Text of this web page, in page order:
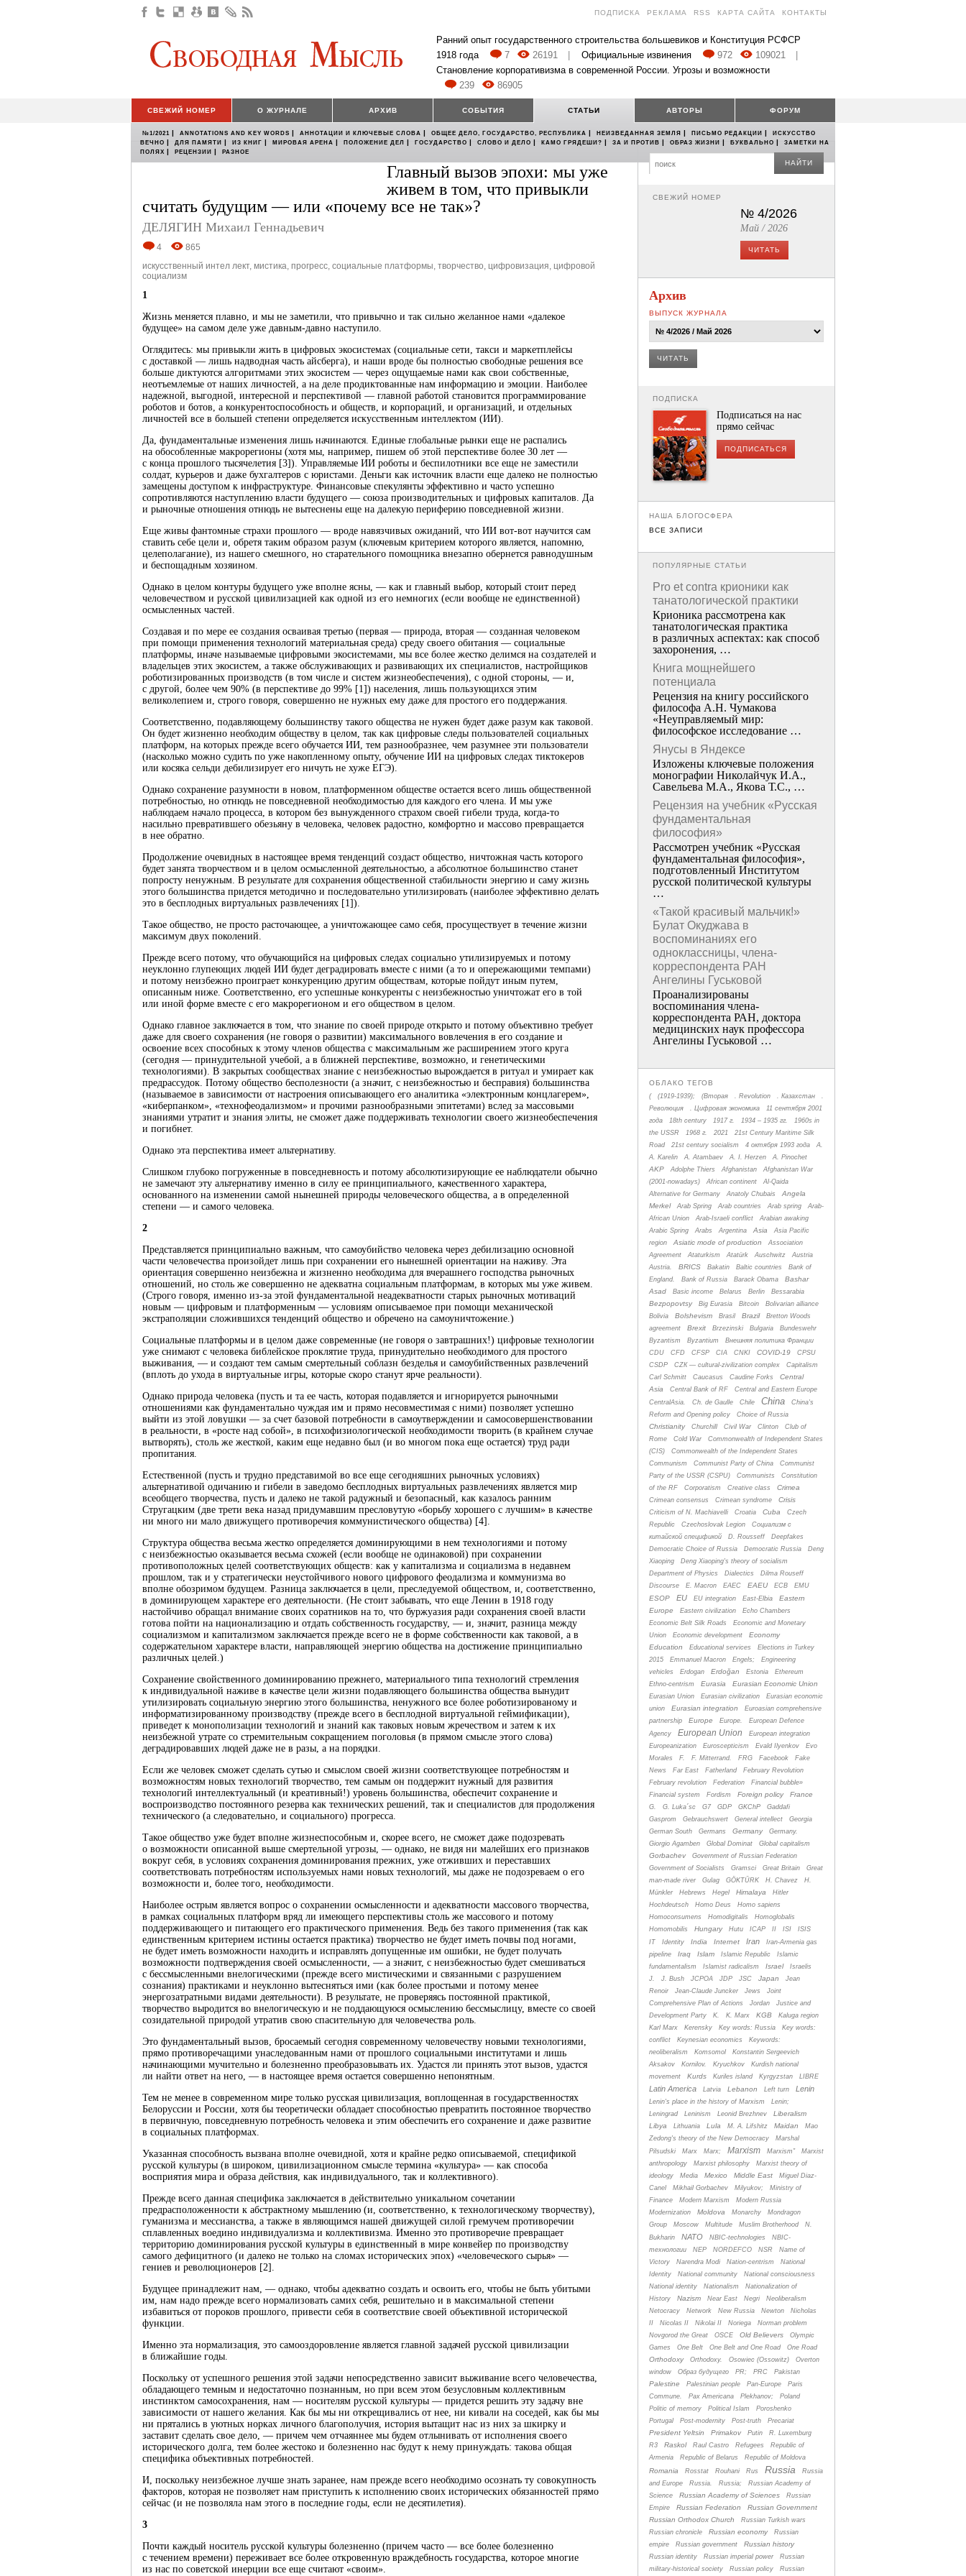
ПОДПИСКА РЕКЛАМА RSS КАРТА САЙТА КОНТАКТЫ
Ранний опыт государственного строительства большевиков и Конституция РСФСР
1918 года
7 26191 Официальные извинения 972 109021
Становление корпоративизма в современной России. Угрозы и возможности
239
86905
СВЕЖИЙ НОМЕР О ЖУРНАЛЕ АРХИВ СОБЫТИЯ СТАТЬИ АВТОРЫ ФОРУМ
№1/2021 | ANNOTATIONS AND KEY WORDS | АННОТАЦИИ И КЛЮЧЕВЫЕ СЛОВА | ОБЩЕЕ ДЕЛО, ГОСУДАРСТВО, РЕСПУБЛИКА | НЕИЗВЕДАННАЯ ЗЕМЛЯ | ПИСЬМО РЕДАКЦИИ |
ИСКУССТВО
ВЕЧНО | ДЛЯ ПАМЯТИ | ИЗ КНИГ | МИРОВАЯ АРЕНА | ПОЛОЖЕНИЕ ДЕЛ | ГОСУДАРСТВО | СЛОВО И ДЕЛО | КАМО ГРЯДЕШИ? | ЗА И ПРОТИВ | ОБРАЗ ЖИЗНИ | БУКВАЛЬНО |
ЗАМЕТКИ НА
ПОЛЯХ | РЕЦЕНЗИИ | РАЗНОЕ
Главный вызов эпохи: мы уже
живем в том, что привыкли
считать будущим — или «почему все не так»?
ДЕЛЯГИН Михаил Геннадьевич
4
865
искусственный интел лект, мистика, прогресс, социальные платформы, творчество, цифровизация, цифровой
социализм
1
Жизнь меняется плавно, и мы не заметили, что привычно и так сильно желанное нами «далекое
будущее» на самом деле уже давным-давно наступило.
Оглядитесь: мы привыкли жить в цифровых экосистемах (социальные сети, такси и маркетплейсы
с доставкой — лишь надводная часть айсберга), и наши вроде бы полностью свободные решения все
больше диктуются алгоритмами этих экосистем — через ощущаемые нами как свои собственные,
неотъемлемые от наших личностей, а на деле продиктованные нам информацию и эмоции. Наиболее
надежной, выгодной, интересной и перспективой — главной работой становится программирование
роботов и ботов, а конкурентоспособность и обществ, и корпораций, и организаций, и отдельных
личностей все в большей степени определяется искусственным интеллектом (ИИ).
Да, фундаментальные изменения лишь начинаются. Единые глобальные рынки еще не распались
на обособленные макрорегионы (хотя мы, например, пишем об этой перспективе более 30 лет —
с конца прошлого тысячелетия [3]). Управляемые ИИ роботы и беспилотники все еще не заместили
солдат, курьеров и даже бухгалтеров с юристами. Деньги как источник власти еще далеко не полностью
замещены доступом к инфраструктуре. Финансовые спекулянты эффективно и часто успешно
сопротивляются наступлению власти будущего — союза производительных и цифровых капиталов. Да
и рыночные отношения отнюдь не вытеснены еще на далекую периферию повседневной жизни.
Еще живы фантомные страхи прошлого — вроде навязчивых ожиданий, что ИИ вот-вот научится сам
ставить себе цели и, обретя таким образом разум (ключевым критерием которого является, напомню,
целеполагание), из нашего смешного, но старательного помощника внезапно обернется равнодушным
и беспощадным хозяином.
Однако в целом контуры будущего уже вполне ясны, — как и главный выбор, который стоит перед
человечеством и русской цивилизацией как одной из его немногих (если вообще не единственной)
осмысленных частей.
Создавая и по мере ее создания осваивая третью (первая — природа, вторая — созданная человеком
при помощи применения технологий материальная среда) среду своего обитания — социальные
платформы, иначе называемые цифровыми экосистемами, мы все более жестко делимся на создателей и
владельцев этих экосистем, а также обслуживающих и развивающих их специалистов, настройщиков
роботизированных производств (в том числе и систем жизнеобеспечения), с одной стороны, — и,
с другой, более чем 90% (в перспективе до 99% [1]) населения, лишь пользующихся этим
великолепием и, строго говоря, совершенно не нужных ему даже для простого его поддержания.
Соответственно, подавляющему большинству такого общества не нужен будет даже разум как таковой.
Он будет жизненно необходим обществу в целом, так как цифровые следы пользователей социальных
платформ, на которых прежде всего обучается ИИ, тем разнообразнее, чем разумнее эти пользователи
(насколько можно судить по уже накопленному опыту, обучение ИИ на цифровых следах тиктокеров
или косяка сельди дебилизирует его ничуть не хуже ЕГЭ).
Однако сохранение разумности в новом, платформенном обществе остается всего лишь общественной
потребностью, но отнюдь не повседневной необходимостью для каждого его члена. И мы уже
наблюдаем начало процесса, в котором без вынужденного страхом своей гибели труда, когда-то
насильно превратившего обезьяну в человека, человек радостно, комфортно и массово превращается
в нее обратно.
Продолжение очевидных в настоящее время тенденций создаст общество, ничтожная часть которого
будет занята творчеством и в целом осмысленной деятельностью, а абсолютное большинство станет
попросту ненужным. В результате для сохранения общественной стабильности энергию и саму жизнь
этого большинства придется методично и последовательно утилизировать (наиболее эффективно делать
это в бесплодных виртуальных развлечениях [1]).
Такое общество, не просто расточающее, а уничтожающее само себя, просуществует в течение жизни
максимум двух поколений.
Прежде всего потому, что обучающийся на цифровых следах социально утилизируемых и потому
неуклонно глупеющих людей ИИ будет деградировать вместе с ними (а то и опережающими темпами)
и потому неизбежно проиграет конкуренцию другим обществам, которые пойдут иным путем,
описанным ниже. Соответственно, его успешные конкуренты с неизбежностью уничтожат его в той
или иной форме вместе с его макрорегионом и его обществом в целом.
Однако главное заключается в том, что знание по своей природе открыто и потому объективно требует
даже для своего сохранения (не говоря о развитии) максимального вовлечения в его создание и
освоение всех способных к этому членов общества с максимальным же расширением этого круга
(сегодня — принудительной учебой, а в ближней перспективе, возможно, и генетическими
технологиями). В закрытых сообществах знание с неизбежностью вырождается в ритуал и умирает как
предрассудок. Потому общество бесполезности (а значит, с неизбежностью и бесправия) большинства
(называемое в зависимости от настроения описывающего его аналитика «электронным концлагерем»,
«киберпанком», «технофеодализмом» и прочими разнообразными эпитетами) вслед за массовыми
знаниями утратит и знания элиты, не сможет даже поддерживать технологии своего жизнеобеспечения
и погибнет.
Однако эта перспектива имеет альтернативу.
Слишком глубоко погруженные в повседневность и потому абсолютизирующие ее наблюдатели обычно
не замечают эту альтернативу именно в силу ее принципиального, качественного характера,
основанного на изменении самой нынешней природы человеческого общества, а в определенной
степени — и самого человека.
2
Представляется принципиально важным, что самоубийство человека через дебилизацию основной
части человечества произойдет лишь при сохранении его нынешней ориентации на наживу. Эта
ориентация совершенно неизбежна и жизненно необходима для вчерашнего господства рыночных
отношений, но столь же совершенно не адекватна социальным платформам, в которых мы уже живем.
(Строго говоря, именно из-за этой фундаментальной неадекватности старых рыночных мотиваций
новым — цифровым и платформенным — условиям описываемое при помощи механической
экстраполяции сложившихся тенденций общество и обречено на самоуничтожение.)
Социальные платформы и в целом даже современные (не говоря о завтрашних!) цифровые технологии
уже снимают с человека библейское проклятие труда, принудительно необходимого для простого
выживания, — и создают тем самым смертельный соблазн безделья и самоубийственных развлечений
(вплоть до ухода в виртуальные игры, которые скоро станут ярче реальности).
Однако природа человека (пусть и та ее часть, которая подавляется и игнорируется рыночными
отношениями как фундаментально чуждая им и прямо несовместимая с ними) позволяет успешно
выйти из этой ловушки — за счет базовой потребности в самоутверждении и самосовершенствовании
в реальности, в «росте над собой», в психофизиологической необходимости творить (в крайнем случае
вытворять), столь же жесткой, каким еще недавно был (и во многом пока еще остается) труд ради
пропитания.
Естественной (пусть и трудно представимой во все еще сегодняшних рыночных условиях)
альтернативой одичанию и гибели в заведомо бесплодных виртуальных развлечениях является мир
всеобщего творчества, пусть и далеко не такой радужный и безопасный, как казалось ранним
Стругацким (две трети века назад придумавшим пресловутую «борьбу хорошего с лучшим» в качестве
ни много ни мало движущего противоречия коммунистического общества) [4].
Структура общества весьма жестко определяется доминирующими в нем технологиями и потому
с неизбежностью оказывается весьма схожей (если вообще не одинаковой) при сохранении
противоположных целей соответствующих обществ: как у капитализма и социализма в недавнем
прошлом, так и у стратегически неустойчивого нового цифрового феодализма и коммунизма во
вполне обозримом будущем. Разница заключается в цели, преследуемой обществом, и, соответственно,
в доминирующем характере его деятельности. (Не стоит забывать, что еще Ленин в 1918 году
настойчиво обращал внимание своих соратников на то, что буржуазия ради сохранения своей власти
готова пойти на национализацию и отдать собственность государству, — и, значит, разница между
социализмом и капитализмом заключается прежде всего не в форме собственности как таковой, а в
содержательном характере власти, направляющей энергию общества на достижение принципиально
различных целей.)
Сохранение свойственного доминированию прежнего, материального типа технологий стремления
к индивидуальной наживе в качестве цели жизни подавляющего большинства общества вынудит
утилизировать социальную энергию этого большинства, ненужного все более роботизированому и
информатизированному производству (прежде всего в бесплодной виртуальной геймификации),
приведет к монополизации технологий и знаний как таковых новым жречеством и затем к их
неизбежной утрате со стремительным сокращением поголовья (в прямом смысле этого слова)
деградировавших людей даже не в разы, а на порядки.
Если же человек сможет сделать сутью и смыслом своей жизни соответствующее потребностям и
возможностям новых технологий творчество, тем самым он поддержит нужный для развития
технологий интеллектуальный (и креативный!) уровень большинства, обеспечит сохранение и
воспроизводство постоянного резерва как технических решений, так и специалистов для продолжения
технического (а следовательно, и социального) прогресса.
Такое общество уже будет вполне жизнеспособным и, скорее всего, не сможет даже подозревать
о возможности описанной выше смертельной угрозы, — однако, не видя ни малейших его признаков
вокруг себя, в условиях сохранения доминирования прежних, уже отживших и переставших
соответствовать потребностям используемых нами новых технологий, мы даже не подозреваем о его
возможности и, более того, необходимости.
Наиболее острым является вопрос о сохранении осмысленности и адекватности массового творчества,
в рамках социальных платформ вряд ли имеющего перспективы столь же массового и потому
поддерживающего и питающего его практического применения. Ведь без такого применения (так как
единственным критерием истины остается практика) творчество не будет иметь почвы под ногами,
не будет иметь возможности находить и исправлять допущенные им ошибки, не будет получать
возможности подтверждения своей осмысленности, — а значит, с неизбежностью будет смешиваться
с бессмысленными внелогическими (прежде всего мистическими и связанными с разрушением
сознания) практиками и неуклонно вытесняться ими (как более простыми и потому менее
энергозатратными видами деятельности). В результате, не проверяясь постоянной практикой,
творчество выродится во внелогическую и не поддающуюся осмыслению бессмыслицу, вместе со своей
созидательной природой утратив свою спасительную для человечества роль.
Это фундаментальный вызов, бросаемый сегодня современному человечеству новыми технологиями,
прямо противоречащими унаследованным нами от прошлого социальными институтами и лишь
начинающими мучительно и болезненно преобразовывать их. Удастся ли принять этот вызов, удастся
ли найти ответ на него, — в настоящее время остается совершенно непонятным.
Тем не менее в современном мире только русская цивилизация, воплощенная в государственностях
Белоруссии и России, хотя бы теоретически обладает способностью превратить постоянное творчество
в первичную, повседневную потребность человека и этим обеспечить его сохранение и даже развитие
в социальных платформах.
Указанная способность вызвана вполне очевидной, хотя и крайне редко описываемой, спецификой
русской культуры (в широком, цивилизационном смысле термина «культура» — как способа
восприятия мира и образа действия, как индивидуального, так и коллективного).
Прежде всего данная специфика заключается в действительно уникальном сочетании
предрасположенности к абстрактному мышлению (и, соответственно, к технологическому творчеству),
гуманизма и мессианства, а также в являющимся нашей движущей силой гремучем противоречии
сплавленных воедино индивидуализма и коллективизма. Именно это противоречие превращает
территорию доминирования русской культуры в единственный в мире конвейер по производству
самого дефицитного (и далеко не только на сломах исторических эпох) «человеческого сырья» —
гениев и революционеров [2].
Будущее принадлежит нам, — однако, чтобы адекватно создать и освоить его, чтобы не быть убитыми
им, нам надо прежде всего нормализовать самих себя, решительно и в максимальной степени
избавиться от пороков прошлого, привести себя в соответствие своей объективной исторической
функции.
Именно эта нормализация, это самооздоровление является главной задачей русской цивилизации
в ближайшие годы.
Поскольку от успешного решения этой задачи непосредственно зависит выживание всего человечества,
обладающего темным и недостаточно познанным, но при всем этом безусловным коллективным
инстинктом самосохранения, нам — носителям русской культуры — придется решить эту задачу вне
зависимости от нашего желания. Как бы мы ни открещивались от нее, ни кивали на соседей, как бы мы
ни прятались в уютных норках личного благополучия, история вытащит нас из них за шкирку и
заставит сделать свое дело, — причем чем отчаяннее мы будем отлынивать от исполнения своего
исторического долга, тем более жестоко и болезненно нас будут к нему принуждать: такова общая
специфика объективных потребностей.
И, поскольку неизбежное лучше знать заранее, нам прежде всего необходимо осознать ту совокупность
факторов, которая не позволяет нам приступить к исполнению своих исторических обязанностей прямо
сейчас (и не позволяла нам этого в последние годы, если не десятилетия).
3
Почти каждый носитель русской культуры болезненно (причем часто — все более болезненно
с течением времени) переживает все более откровенную враждебность государства, которое многие
из нас по советской инерции все еще считают «своим».
НАЙТИ
СВЕЖИЙ НОМЕР
№ 4/2026
Май / 2026
ЧИТАТЬ
Архив
ВЫПУСК ЖУРНАЛА
ЧИТАТЬ
ПОДПИСКА
Подписаться на нас
прямо сейчас
ПОДПИСАТЬСЯ
НАША БЛОГОСФЕРА
ВСЕ ЗАПИСИ
ПОПУЛЯРНЫЕ СТАТЬИ
Pro et contra крионики как
танатологической практики
Крионика рассмотрена как
танатологическая практика
в различных аспектах: как способ
захоронения, …
Книга мощнейшего
потенциала
Рецензия на книгу российского
философа А.Н. Чумакова
«Неуправляемый мир:
философское исследование …
Янусы в Яндексе
Изложены ключевые положения
монографии Николайчук И.А.,
Савельева М.А., Якова Т.С., …
Рецензия на учебник «Русская
фундаментальная
философия»
Рассмотрен учебник «Русская
фундаментальная философия»,
подготовленный Институтом
русской политической культуры
…
«Такой красивый мальчик!»
Булат Окуджава в
воспоминаниях его
одноклассницы, члена-
корреспондента РАН
Ангелины Гуськовой
Проанализированы
воспоминания члена­
корреспондента РАН, доктора
медицинских наук профессора
Ангелины Гуськовой …
ОБЛАКО ТЕГОВ
( (1919-1939); (Вторая . Revolution . Казахстан
.
Революция
. Цифровая экономика
11 сентября 2001
года
18th century 1917 г. 1934 – 1935 гг.
1960s in
the USSR
1968 г. 2021
21st Century Maritime Silk
Road
21st century socialism 4 октября 1993 года
A.
A. Karelin
A. Atambaev A. I. Herzen A. Pinochet
AKP Adolphe Thiers Afghanistan
Afghanistan War
(2001-nowadays)
African continent
Al-Qaida
Alternative for Germany
Anatoly Chubais
Angela
Merkel
Arab Spring Arab countries Arab spring
Arab-
African Union
Arab-Israeli conflict
Arabian awaking
Arabic Spring
Arabs Argentina Asia
Asia Pacific
region
Asiatic mode of production
Association
Agreement
Ataturkism Atatürk Auschwitz
Austria
Austria.
BRICS Bakatin Baltic countries
Bank of
England.
Bank of Russia Barack Obama
Bashar
Asad
Basic income Belarus Berlin Bessarabia
Bezpopovtsy Big Eurasia Bitcoin
Bolivarian alliance
Bolivia
Bolshevism Brasil Brazil
Bretton Woods
agreement
Brexit Brzezinski Bulgaria
Bundeswehr
Byzantism
Byzantium
Bнешняя политика Франции
CDU
CFD CFSP CIA CNKI COVID-19
CPSU
CSDP
CZК — cultural-zivilization complex
Capitalism
Carl Schmitt
Caucasus Caudine Forks
Central
Asia
Central Bank of RF
Central and Eastern Europe
CentralAsia.
Ch. de Gaulle Chile China
China's
Reform and Opening policy
Choice of Russia
Christianity Churchill Civil War Clinton
Club of
Rome
Cold War
Commonwealth of Independent States
(CIS)
Commonwealth of the Independent States
Communism
Communist Party of China
Communist
Party of the USSR (CSPU)
Communists
Constitution
of the RF
Corporatism Creative class Crimea
Crimean consensus Crimean syndrome Crisis
Criticism of N. Machiavelli Croatia Cuba
Czech
Republic
Czechoslovak Legion
Cоциализм с
китайской спецификой
D. Rousseff
Deepfakes
Democratic Choice of Russia
Democratic Russia
Deng
Xiaoping
Deng Xiaoping's theory of socialism
Department of Physics
Dialectics
Dilma Rouseff
Discourse
E. Macron EAEC EAEU ECB EMU
ESOP EU EU integration East-Elbia
Eastern
Europe
Eastern civilization
Echo Chambers
Economic Belt Silk Roads
Economic and Monetary
Union
Economic development
Economy
Education
Educational services
Elections in Turkey
2015
Emmanuel Macron Engels;
Engineering
vehicles
Erdogan Erdoğan Estonia
Ethereum
Ethno-centrism
Eurasia Eurasian Economic Union
Eurasian Union Eurasian civilization
Eurasian economic
union
Eurasian integration
Euroasian comprehensive
partnership
Europe Europe.
European Defence
Agency
European Union
European integration
Europeanization
Euroscepticism Evald Ilyenkov
Evo
Morales
F. F. Mitterrand. FRG Facebook
Fake
News
Far East Fatherland
February Revolution
February revolution
Federation
Financial bubble»
Financial system
Fordism Foreign policy France
G. G. Luka´sc G7 GDP GKChP
Gaddafi
Gasprom
Gebrauchswert General intellect
Georgia
German South
Germans Germany
Germany.
Giorgio Agamben
Global Dominat Global capitalism
Gorbachev
Government of Russian Federation
Government of Socialists
Gramsci Great Britain
Great
man-made river
Gulag GÖKTÜRK H. Chavez
H.
Münkler
Hebrews Hegel Himalaya
Hitler
Hochdeutsch
Homo Deus
Homo sapiens
Homoconsumens
Homodigitalis
Homoglobalis
Homomobilis
Hungary Hutu ICAP II ISI
ISIS
IT
Identity India Internet Iran
Iran-Armenia gas
pipeline
Iraq Islam Islamic Republic
Islamic
fundamentalism
Islamist radicalism Israel
Israelis
J.
J. Bush JCPOA JDP JSC Japan
Jean
Renoir
Jean-Claude Juncker Jews
Joint
Comprehensive Plan of Actions
Jordan
Justice and
Development Party
K. K. Marx KGB
Kaluga region
Karl Marx
Kerensky Key words: Russia
Key words:
conflict
Keynesian economics
Keywords:
neoliberalism
Komsomol
Konstantin Sergeevich
Aksakov
Kornilov. Kryuchkov
Kurdish national
movement
Kurds Kuriles island Kyrgyzstan LIBRE
Latin America Latvia Lebanon Left turn Lenin
Lenin's place in the history of Marxism
Lenin;
Leningrad
Leninism Leonid Brezhnev
Liberalism
Libya
Lithuania Lula M. A. Lifshitz Maidan
Mao
Zedong's theory of the New Democracy
Marshal
Pilsudski
Marx Marx; Marxism Marxism”
Marxist
anthropology
Marxist philosophy
Marxist theory of
ideology
Media Mexico Middle East
Miguel Diaz-
Canel
Mikhail Gorbachev Milyukov;
Ministry of
Finance
Modern Marxism
Modern Russia
Modernization
Moldova Monarchy
Mondragon
Group
Moscow Multitude Muslim Brotherhood
N.
Bukharin
NATO NBIC-technologies
NBIC-
технологии
NEP NORDEFCO NSR
Name of
Victory
Narendra Modi Nation-centrism
National
Identity
National community
National consciousness
National identity
Nationalism
Nationalization of
History
Nazism Near East Negri
Neoliberalism
Netocracy
Network New Russia Newton
Nicholas
II
Nicolas II Nikolai II Noriega
Norman problem
Novgorod the Great
OSCE Old Believers
Olympic
Games
One Belt One Belt and One Road One Road
Orthodoxy Orthodoxy. Osowiec (Ossowitz)
Overton
window
Oбраз будущего PR; PRC Pakistan
Palestine Palestinian people Pan-Europe
Paris
Commune.
Pax Americana Plekhanov;
Poland
Politic of memory
Political Islam
Poroshenko
Portugal
Post-modernity Post-truth Precariat
President Yeltsin Primakov Putin
R. Luxemburg
R3
Raskol Raul Castro Refugees
Republic of
Armenia
Republic of Belarus Republic of Moldova
Romania Rosstat Rouhani Rus Russia
Russia
and Europe
Russia. Russia;
Russian Academy of
Science
Russian Academy of Sciences
Russian
Empire
Russian Federation
Russian Government
Russian Orthodox Church
Russian Turkish wars
Russian chronicle
Russian economy
Russian
empire
Russian government Russian history
Russian identity Russian imperial power
Russian
military-historical society
Russian policy Russian